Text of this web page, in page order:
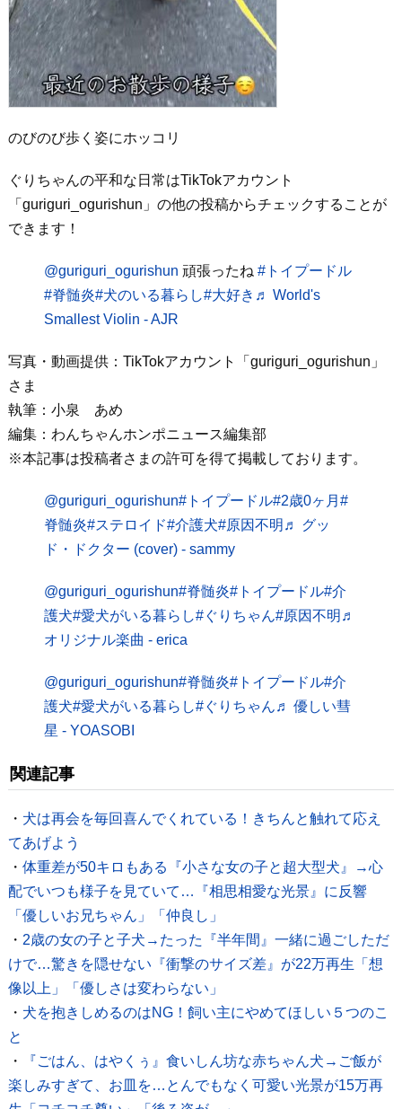
のびのび歩く姿にホッコリ
ぐりちゃんの平和な日常はTikTokアカウント
「guriguri_ogurishun」の他の投稿からチェックすることが
できます！
@guriguri_ogurishun 頑張ったね #トイプードル
#脊髄炎#犬のいる暮らし#大好き ♬ World's
Smallest Violin - AJR
写真・動画提供：TikTokアカウント「guriguri_ogurishun」
さま
執筆：小泉 あめ
編集：わんちゃんホンポニュース編集部
※本記事は投稿者さまの許可を得て掲載しております。
@guriguri_ogurishun#トイプードル#2歳0ヶ月 #
脊髄炎#ステロイド#介護犬#原因不明 ♬ グッ
ド・ドクター (cover) - sammy
@guriguri_ogurishun#脊髄炎#トイプードル#介
護犬#愛犬がいる暮らし#ぐりちゃん#原因不明 ♬
オリジナル楽曲 - erica
@guriguri_ogurishun#脊髄炎#トイプードル#介
護犬#愛犬がいる暮らし#ぐりちゃん♬ 優しい彗
星 - YOASOBI
関連記事
・ 犬は再会を毎回喜んでくれている！きちんと触れて応え
てあげよう
・ 体重差が50キロもある『小さな女の子と超大型犬』→心
配でいつも様子を見ていて…『相思相愛な光景』に反響
「優しいお兄ちゃん」「仲良し」
・ 2歳の女の子と子犬→たった『半年間』一緒に過ごしただ
けで…驚きを隠せない『衝撃のサイズ差』が22万再生「想
像以上」「優しさは変わらない」
・ 犬を抱きしめるのはNG！飼い主にやめてほしい５つのこ
と
・
『ごはん、はやくぅ』食いしん坊な赤ちゃん犬→ご飯が
楽しみすぎて、お皿を…とんでもなく可愛い光景が15万再